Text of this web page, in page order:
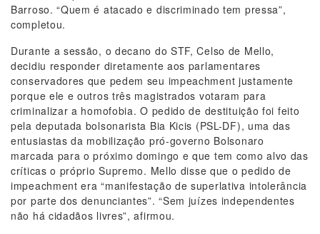
Barroso. “Quem é atacado e discriminado tem pressa”,
completou.
Durante a sessão, o decano do STF, Celso de Mello,
decidiu responder diretamente aos parlamentares
conservadores que pedem seu impeachment justamente
porque ele e outros três magistrados votaram para
criminalizar a homofobia. O pedido de destituição foi feito
pela deputada bolsonarista Bia Kicis (PSL-DF), uma das
entusiastas da mobilização pró-governo Bolsonaro
marcada para o próximo domingo e que tem como alvo das
críticas o próprio Supremo. Mello disse que o pedido de
impeachment era “manifestação de superlativa intolerância
por parte dos denunciantes”. “Sem juízes independentes
não há cidadãos livres”, afirmou.